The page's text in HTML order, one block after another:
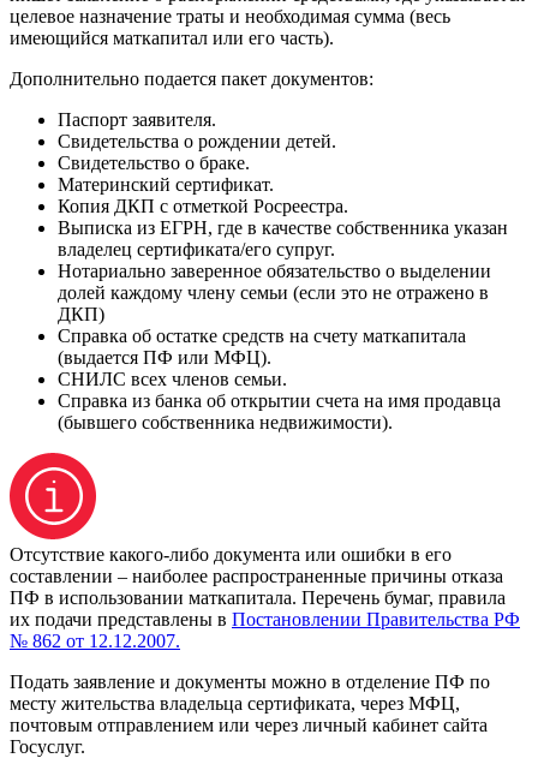
целевое назначение траты и необходимая сумма (весь
имеющийся маткапитал или его часть).
Дополнительно подается пакет документов:
Паспорт заявителя.
Свидетельства о рождении детей.
Свидетельство о браке.
Материнский сертификат.
Копия ДКП с отметкой Росреестра.
Выписка из ЕГРН, где в качестве собственника указан
владелец сертификата/его супруг.
Нотариально заверенное обязательство о выделении
долей каждому члену семьи (если это не отражено в
ДКП)
Справка об остатке средств на счету маткапитала
(выдается ПФ или МФЦ).
СНИЛС всех членов семьи.
Справка из банка об открытии счета на имя продавца
(бывшего собственника недвижимости).
Отсутствие какого-либо документа или ошибки в его
составлении – наиболее распространенные причины отказа
ПФ в использовании маткапитала. Перечень бумаг, правила
их подачи представлены в Постановлении Правительства РФ
№ 862 от 12.12.2007.
Подать заявление и документы можно в отделение ПФ по
месту жительства владельца сертификата, через МФЦ,
почтовым отправлением или через личный кабинет сайта
Госуслуг.